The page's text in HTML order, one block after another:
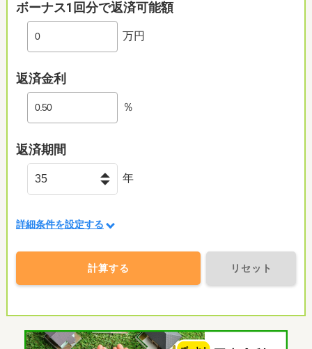
ボーナス1回分で返済可能額
万円
返済金利
％
返済期間
年
詳細条件を設定する
計算する リセット